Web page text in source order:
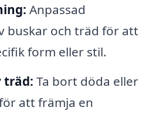
Anpassad
buskar och träd för att
form eller stil.
träd: Ta bort döda eller
att främja en